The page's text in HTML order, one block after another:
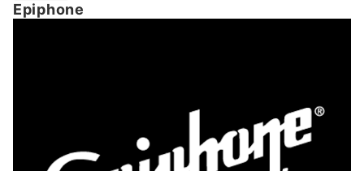
Epiphone